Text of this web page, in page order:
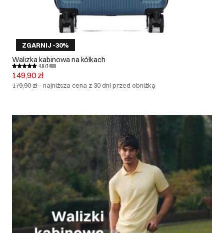
ZGARNIJ -30%
Walizka kabinowa na kółkach
4.9 (1400)
149,90 zł
179,90 zł -najniższa cena z 30 dni przed obniżką